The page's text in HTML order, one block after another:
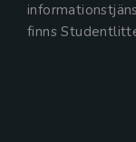
finns